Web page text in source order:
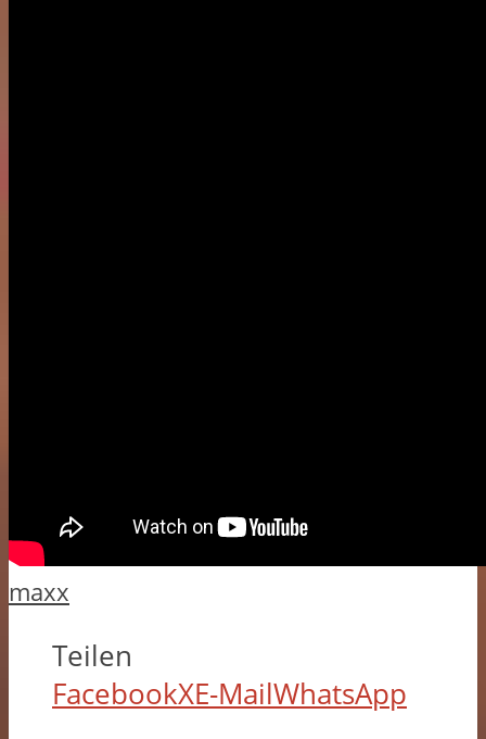
maxx
Teilen
FacebookXE-MailWhatsApp